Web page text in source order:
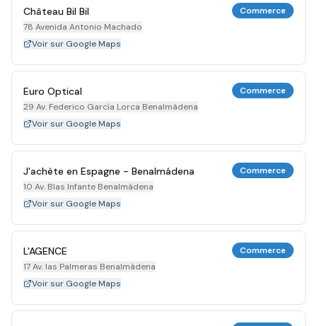
Château Bil Bil
78 Avenida Antonio Machado
Commerce
Voir sur Google Maps
Euro Optical
29 Av. Federico García Lorca Benalmádena
Commerce
Voir sur Google Maps
J'achète en Espagne - Benalmádena
10 Av. Blas Infante Benalmádena
Commerce
Voir sur Google Maps
L'AGENCE
17 Av. las Palmeras Benalmádena
Commerce
Voir sur Google Maps